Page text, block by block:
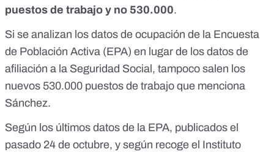
puestos de trabajo y no 530.000.
Si se analizan los datos de ocupación de la Encuesta
de Población Activa (EPA) en lugar de los datos de
afiliación a la Seguridad Social , tampoco salen los
nuevos 530.000 puestos de trabajo que menciona
Sánchez.
Según los últimos datos de la EPA, publicados el
pasado 24 de octubre, y según recoge el Instituto